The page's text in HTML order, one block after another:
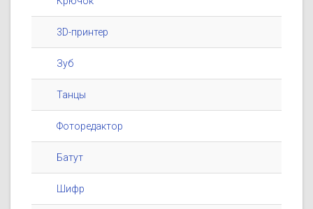
3D-принтер
Зуб
Танцы
Фоторедактор
Батут
Шифр